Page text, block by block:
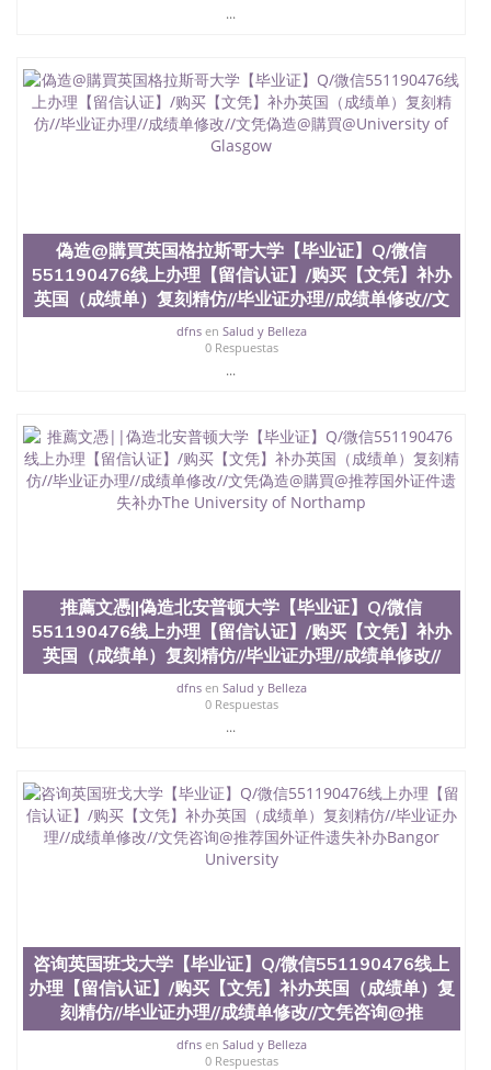
留服真实存档可查，存档。 2、留学回国人员证明
流程农业科学院、艺术与建筑学院、商学院、交流学
院、地球及物质科学院、教育学院、工程学院、健康
与人类发展学院、信息工程与科学学院、人文学院、
护理学院、科学学院等。学校的教育学院排名在全美
学、美术、电子工程、天文学、农业、环境污染控
制、历史、电气工程、生物工程、建筑设计、工商管
理、材料科学、机械工程、航天工程、土木工程、数
学、化学、英语、社会科学、心理学、戏剧、市场营
销、机械工程、计算机科学、物理学、人工智能、商
科、金融专业 1、客户提供相关材料，确定客户办理
信息，给出操作方案； 2、补充毕业证成绩单等相关
料； 5、等待结果，完成结果书留服直接邮寄给客户
6、客户确认收到结果，付余款。 我们对海外大学及
学院的毕业证成绩单所使用的材料，尺寸大小，防伪
结构（包括：水印，阴影底纹，钢印LOGO烫金烫
各大院校的（毕业证，成绩单，资格证，学生卡，结
业证，录取通知书，在读证明等相关材料）的版本更
新信息， 能够在时间掌握的海外学历文凭的样版，尺
寸大小，纸张材质，防伪技术等等，并在时间收集到
原版实物，以求达到客户的需求。 我们的优势： 我
们在保证合理定价的同时，坚持较高性价比，通过品
质和效率不断优化，为您倾情诠释什么是高性价比。
知书，雅思，留学回国证明.
公司专业制作、办理、仿制、成绩单文凭、改成绩、
教育部学历学位认证、毕业证、成绩单、文凭、学历
文凭、假文凭假毕业证假学历书制作、假制作、办
位认证、留学生学历认证、留学生学位认证、英国文
凭学历、美国文凭学历、澳洲文凭学历、加拿大文凭
学历、新西兰学历认证等q:551190476 微信：
551190476 圣何塞州立大学毕业证（San Jose State
University）圣何塞州立大学毕业证（San Jose State
University）圣何塞州立大学毕业证（San Jose State
...
偽造@購買英国格拉斯哥大学【毕业证】Q/微信
551190476线上办理【留信认证】/购买【文凭】补办
英国（成绩单）复刻精仿//毕业证办理//成绩单修改//文
dfnsen Salud y Belleza
0 Respuestas
...
推薦文憑||偽造北安普顿大学【毕业证】Q/微信
551190476线上办理【留信认证】/购买【文凭】补办
英国（成绩单）复刻精仿//毕业证办理//成绩单修改//
dfnsen Salud y Belleza
0 Respuestas
...
咨询英国班戈大学【毕业证】Q/微信551190476线上
办理【留信认证】/购买【文凭】补办英国（成绩单）复
刻精仿//毕业证办理//成绩单修改//文凭咨询@推
dfnsen Salud y Belleza
0 Respuestas